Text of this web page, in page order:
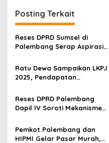
g
a
s
i
p
o
s
Posting Terkait
Reses DPRD Sumsel di
Palembang Serap Aspirasi
Lampu Jalan Padam Jadi
Sorotan
Ratu Dewa Sampaikan LKPJ
2025, Pendapatan
Triliun
Reses DPRD Palembang
Dapil IV Soroti Mekanisme
Beras SPHP oleh Koperasi
Merah Putih
Pemkot Palembang dan
HIPMI Gelar Pasar Murah,